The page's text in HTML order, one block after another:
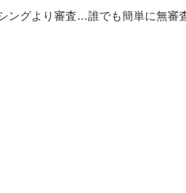
キャッシングより審査のゆるい不動産担保ローン